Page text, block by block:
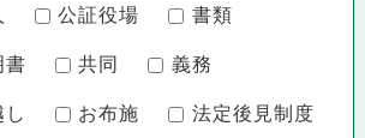
公証役場 書類
書 共同 義務
お布施 法定後見制度